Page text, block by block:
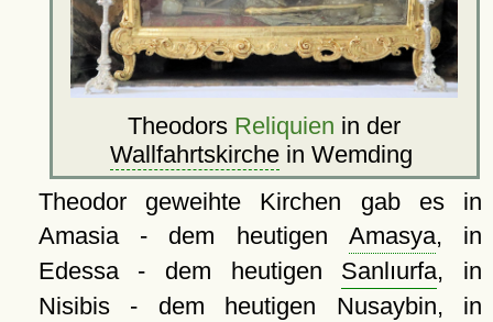
Theodors Reliquien in der
Wallfahrtskirchein Wemding
Theodor geweihte Kirchen gab es in
Amasia - dem heutigen Amasya, in
Edessa - dem heutigen Sanlıurfa, in
Nisibis - dem heutigen Nusaybin, in